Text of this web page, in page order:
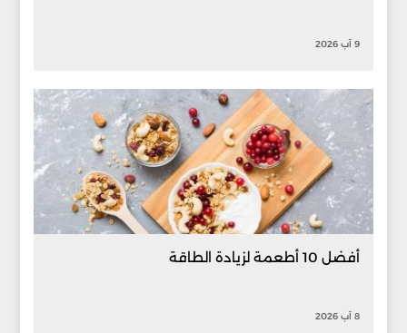
9 آب 2026
أفضل 10 أطعمة لزيادة الطاقة
8 آب 2026